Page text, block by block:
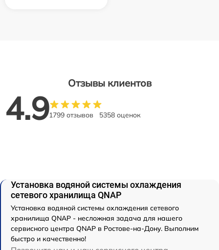
Отзывы клиентов
4.91799 отзывов 5358 оценок
Установка водяной системы охлаждения
сетевого хранилища QNAP
Установка водяной системы охлаждения сетевого
хранилища QNAP - несложная задача для нашего
сервисного центра QNAP в Ростове-на-Дону. Выполним
быстро и качественно!